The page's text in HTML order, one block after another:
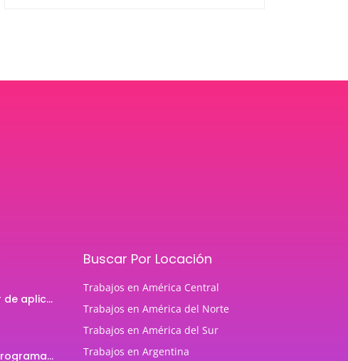
Programador de aplicaciones Android
Profesor de Programación Java
Buscar Por Locación
Trabajos en América Central
Trabajos en América del Norte
Trabajos en América del Sur
Trabajos en Argentina